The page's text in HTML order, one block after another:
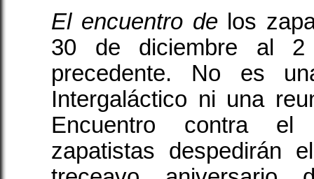
El encuentro delos
30 de diciembre al
precedente. No es
Intergaláctico ni una
Encuentro contra el
zapatistas despedirán